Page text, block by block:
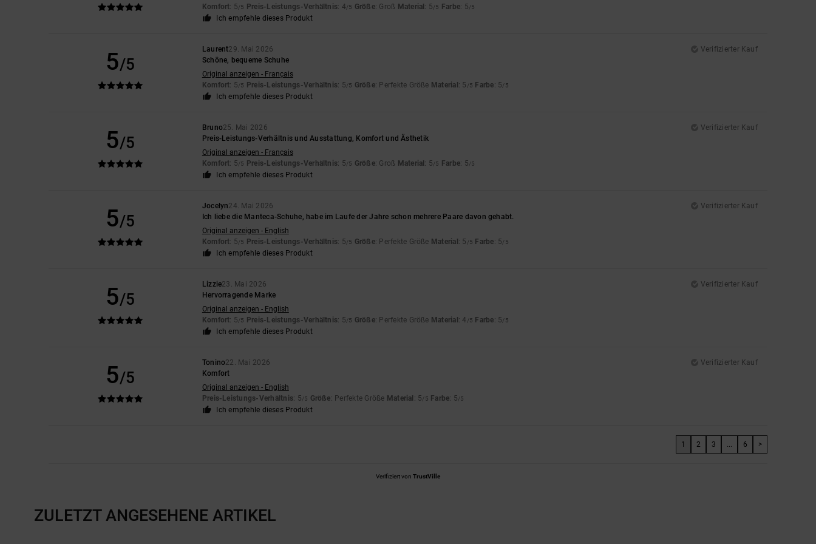
Komfort: 5/5 Preis-Leistungs-Verhältnis: 4/5 Größe: Groß Material : 5/5 Farbe: 5/5
Ich empfehle dieses Produkt
5/5
Laurent29. Mai 2026
Verifizierter Kauf
Schöne, bequeme Schuhe
Original anzeigen - Français
Komfort: 5/5 Preis-Leistungs-Verhältnis: 5/5 Größe: Perfekte Größe Material : 5 /5 Farbe: 5/5
Ich empfehle dieses Produkt
5/5
Bruno25. Mai 2026
Verifizierter Kauf
Preis-Leistungs-Verhältnis und Ausstattung, Komfort und Ästhetik
Original anzeigen - Français
Komfort: 5/5 Preis-Leistungs-Verhältnis: 5/5 Größe: Groß Material : 5/5 Farbe: 5/5
Ich empfehle dieses Produkt
5/5
Jocelyn24. Mai 2026
Verifizierter Kauf
Ich liebe die Manteca-Schuhe, habe im Laufe der Jahre schon mehrere Paare davon gehabt.
Original anzeigen - English
Komfort: 5/5 Preis-Leistungs-Verhältnis: 5/5 Größe: Perfekte Größe Material : 5 /5 Farbe: 5/5
Ich empfehle dieses Produkt
5/5
Lizzie23. Mai 2026
Verifizierter Kauf
Hervorragende Marke
Original anzeigen - English
Komfort: 5/5 Preis-Leistungs-Verhältnis: 5/5 Größe: Perfekte Größe Material : 4 /5 Farbe: 5/5
Ich empfehle dieses Produkt
5/5
Tonino22. Mai 2026
Verifizierter Kauf
Komfort
Original anzeigen - English
Preis-Leistungs-Verhältnis: 5/5 Größe: Perfekte Größe Material : 5/5 Farbe: 5/5
Ich empfehle dieses Produkt
1 2 3 ... 6 >
Verifiziert von TrustVille
ZULETZT ANGESEHENE ARTIKEL